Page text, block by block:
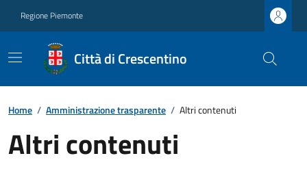
Regione Piemonte
Città di Crescentino
Home / Amministrazione trasparente / Altri contenuti
Altri contenuti